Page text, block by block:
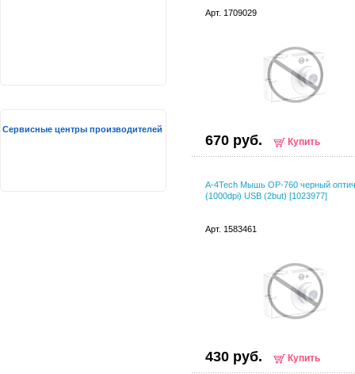
Арт. 1709029
670 руб. Купить
A-4Tech Мышь OP-760 черный
(1000dpi) USB (2but) [1023977]
Арт. 1583461
430 руб. Купить
Сервисные центры производителей